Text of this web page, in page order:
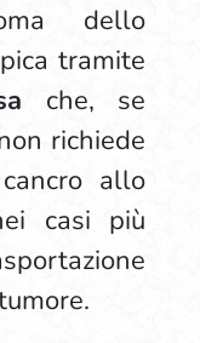
dello
tramite
che, se
richiede
allo
casi più